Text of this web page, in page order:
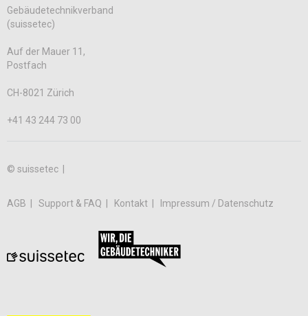
Gebäudetechnikverband
(suissetec)
Auf der Mauer 11,
Postfach
CH-8021 Zürich
+41 43 244 73 00
© suissetec |
AGB Support & FAQ Kontakt Impressum / Datenschutz